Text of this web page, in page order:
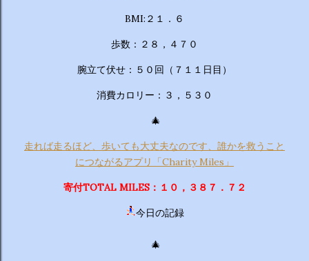
BMI:２１．６
歩数：２８，４７０
腕立て伏せ：５０回（７１１日目）
消費カロリー：３，５３０
🎄
走れば走るほど、歩いても大丈夫なのです、誰かを救うこと
につながるアプリ「Charity Miles」
寄付TOTAL MILES：１０，３８７．７２
今日の記録
🎄